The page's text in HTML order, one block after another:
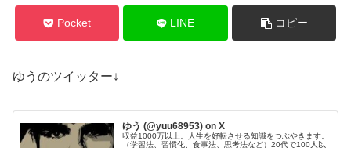
Pocket LINE コピー
ゆうのツイッター↓
ゆう (@yuu68953) on X
収益1000万以上。人生を好転させる知識をつぶやきます。
（学習法、習慣化、食事法、思考法など）20代で100人以